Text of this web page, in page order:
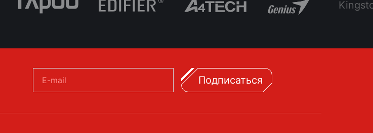
E-mail Подписаться